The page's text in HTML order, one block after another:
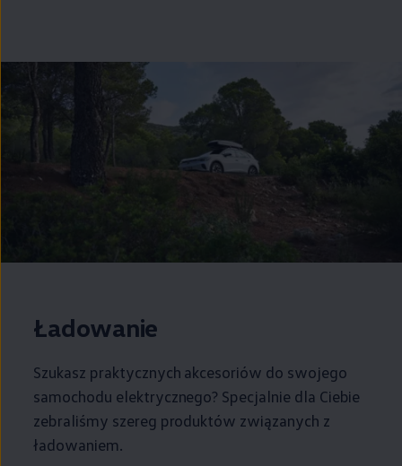
Ładowanie
Szukasz praktycznych akcesoriów do swojego
samochodu elektrycznego? Specjalnie dla Ciebie
zebraliśmy szereg produktów związanych z
ładowaniem.